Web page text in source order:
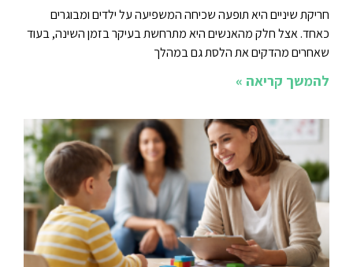
חריקת שיניים היא תופעה שכיחה המשפיעה על ילדים ומבוגרים
כאחד. אצל חלק מהאנשים היא מתרחשת בעיקר בזמן השינה, בעוד
שאחרים מהדקים את הלסת גם במהלך
להמשך קריאה »